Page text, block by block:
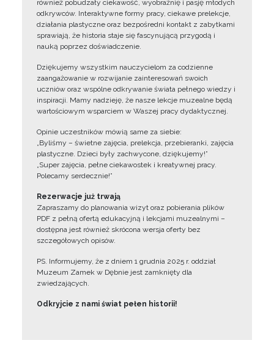
również pobudzały ciekawość, wyobraźnię i pasję młodych
odkrywców. Interaktywne formy pracy, ciekawe prelekcje,
działania plastyczne oraz bezpośredni kontakt z zabytkami
sprawiają, że historia staje się fascynującą przygodą i
nauką poprzez doświadczenie.
Dziękujemy wszystkim nauczycielom za codzienne
zaangażowanie w rozwijanie zainteresowań swoich
uczniów oraz wspólne odkrywanie świata pełnego wiedzy i
inspiracji. Mamy nadzieję, że nasze lekcje muzealne będą
wartościowym wsparciem w Waszej pracy dydaktycznej.
Opinie uczestników mówią same za siebie:
„Byliśmy – świetne zajęcia, prelekcja, przebieranki, zajęcia
plastyczne. Dzieci były zachwycone, dziękujemy!”
„Super zajęcia, pełne ciekawostek i kreatywnej pracy.
Polecamy serdecznie!”
Rezerwacje już trwają
Zapraszamy do planowania wizyt oraz pobierania plików
PDF z pełną ofertą edukacyjną i lekcjami muzealnymi –
dostępna jest również skrócona wersja oferty bez
szczegółowych opisów.
PS. Informujemy, że z dniem 1 grudnia 2025 r. oddział
Muzeum Zamek w Dębnie jest zamknięty dla
zwiedzających.
Odkryjcie z nami świat pełen historii!